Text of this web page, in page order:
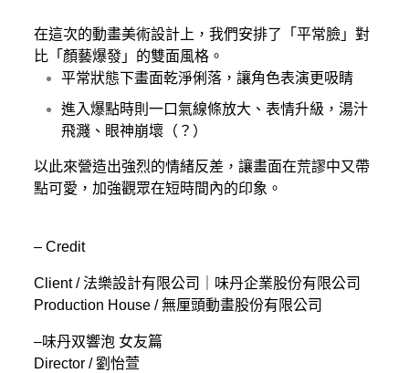
在這次的動畫美術設計上，我們安排了「平常臉」對
比「顏藝爆發」的雙面風格。
平常狀態下畫面乾淨俐落，讓角色表演更吸睛
進入爆點時則一口氣線條放大、表情升級，湯汁
飛濺、眼神崩壞（？）​
以此來營造出強烈的情緒反差，讓畫面在荒謬中又帶
點可愛，加強觀眾在短時間內的印象。
– Credit
Client / 法樂設計有限公司｜味丹企業股份有限公司
Production House / 無厘頭動畫股份有限公司
–味丹双響泡 女友篇
Director / 劉怡萱